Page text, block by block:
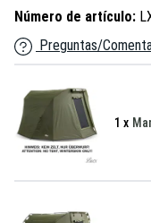
Número de artículo:
Preguntas/
1 x